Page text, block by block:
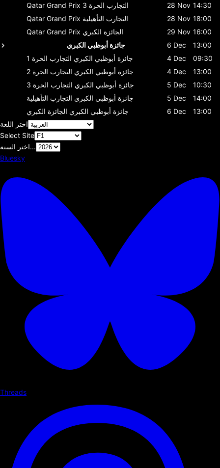
Qatar Grand Prix
التجارب الحرة 3 28 Nov 14:30
Qatar Grand Prix التجارب التأهيلية 28 Nov 18:00
Qatar Grand Prix الجائزة الكبري 29 Nov 16:00
جائزة أبوظبي الكبري
6 Dec
13:00
جائزة أبوظبي الكبري التجارب الحرة 1 4 Dec
09:30
جائزة أبوظبي الكبري التجارب الحرة 2 4 Dec
13:00
جائزة أبوظبي الكبري التجارب الحرة 3 5 Dec
10:30
جائزة أبوظبي الكبري التجارب التأهيلية 5 Dec
14:00
جائزة أبوظبي الكبري الجائزة الكبري 6 Dec
13:00
اختر اللغة
Select Site
اختر السنة...
Bluesky
Threads